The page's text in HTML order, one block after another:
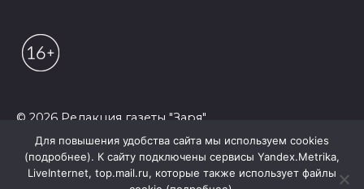
© 2026 Редакция газеты "Заря"
Для повышения удобства сайта мы используем cookies
(подробнее). К сайту подключены сервисы Yandex.Metrika,
LiveInternet, top.mail.ru, которые также использует файлы